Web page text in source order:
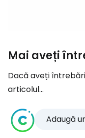
Mai aveți
Dacă aveți
articolul...
Adaugă